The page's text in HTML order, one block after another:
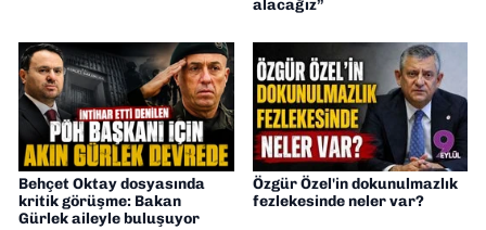
alacağız”
Behçet Oktay dosyasında
kritik görüşme: Bakan
Gürlek aileyle buluşuyor
Özgür Özel'in dokunulmazlık
fezlekesinde neler var?